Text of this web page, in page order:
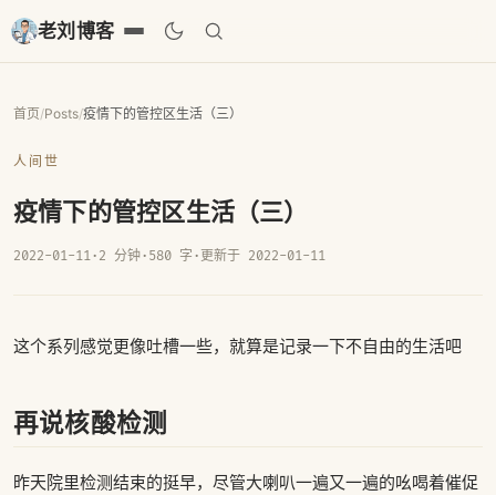
老刘博客
首页/Posts/疫情下的管控区生活（三）
人间世
疫情下的管控区生活（三）
2022-01-11· 2 分钟· 580 字 · 更新于 2022-01-11
这个系列感觉更像吐槽一些，就算是记录一下不自由的生活吧
再说核酸检测
昨天院里检测结束的挺早，尽管大喇叭一遍又一遍的吆喝着催促